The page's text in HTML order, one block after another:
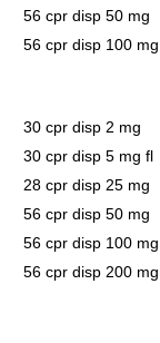
56 cpr disp 50 mg
56 cpr disp 100 mg
30 cpr disp 2 mg
30 cpr disp 5 mg fl
28 cpr disp 25 mg
56 cpr disp 50 mg
56 cpr disp 100 mg
56 cpr disp 200 mg